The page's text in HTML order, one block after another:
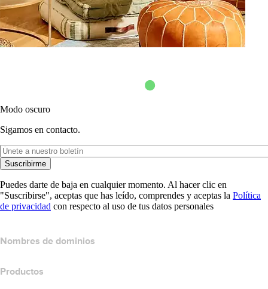
Modo oscuro
Sigamos en contacto.
Suscribirme
Puedes darte de baja en cualquier momento. Al hacer clic en
"Suscribirse", aceptas que has leído, comprendes y aceptas la Política
de privacidad con respecto al uso de tus datos personales
Nombres de dominios
Productos